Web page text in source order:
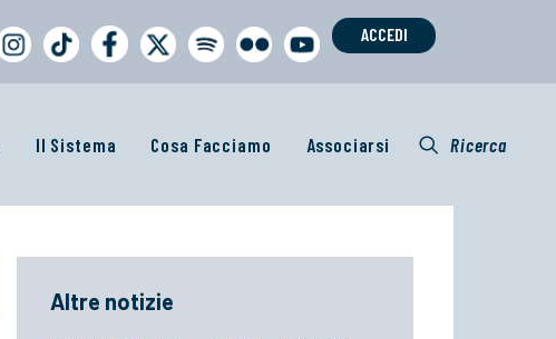
ACCEDI
Il Sistema Cosa Facciamo Associarsi Ricerca
Altre notizie